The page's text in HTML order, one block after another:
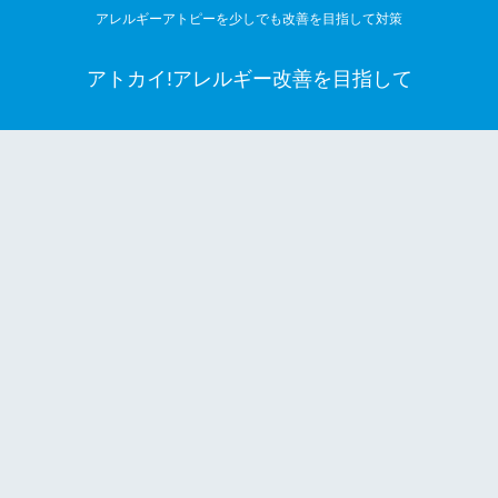
アレルギーアトピーを少しでも改善を目指して対策
アトカイ!アレルギー改善を目指して